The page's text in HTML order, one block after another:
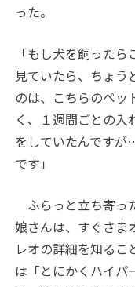
った。
「もし犬を飼った
見ていたら、ちょう
のは、こちらのペッ
く、１週間ごとの入
をしていたんです
です」
ふらっと立ち寄っ
娘さんは、すぐさま
レオの詳細を知るこ
は「とにかくハイパ